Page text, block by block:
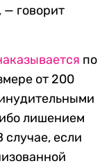
— говорит
по
от 200
лишением
случае, если